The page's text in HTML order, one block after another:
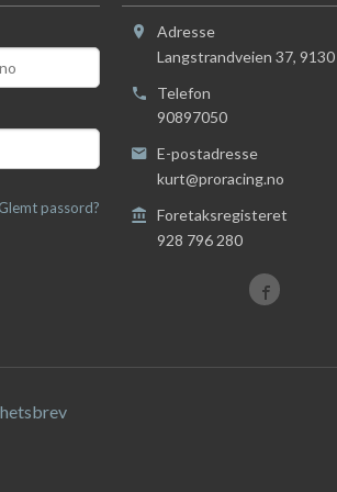
Glemt passord?
Adresse
Langstrandveien 37, 9130
Telefon
90897050
E-postadresse
kurt@proracing.no
Foretaksregisteret
928 796 280